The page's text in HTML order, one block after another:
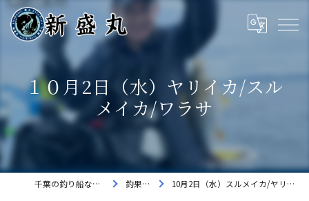
１０月2日（水）ヤリイカ/スル
メイカ/ワラサ
千葉の釣り船なら新盛丸 釣果速報 10月2日（水）スルメイカ/ヤリイカ/ワラサ